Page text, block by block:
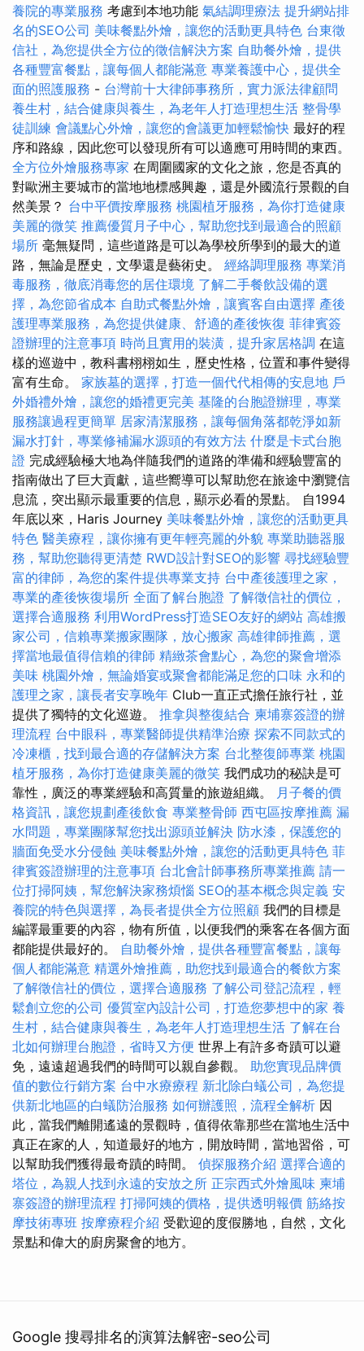
養院的專業服務 考慮到本地功能 氣結調理療法 提升網站排
名的SEO公司 美味餐點外燴，讓您的活動更具特色 台東徵
信社，為您提供全方位的徵信解決方案 自助餐外燴，提供
各種豐富餐點，讓每個人都能滿意 專業養護中心，提供全
面的照護服務 - 台灣前十大律師事務所，實力派法律顧問
養生村，結合健康與養生，為老年人打造理想生活 整骨學
徒訓練 會議點心外燴，讓您的會議更加輕鬆愉快 最好的程
序和路線，因此您可以發現所有可以適應可用時間的東西。
全方位外燴服務專家 在周圍國家的文化之旅，您是否真的
對歐洲主要城市的當地地標感興趣，還是外國流行景觀的自
然美景？ 台中平價按摩服務 桃園植牙服務，為你打造健康
美麗的微笑 推薦優質月子中心，幫助您找到最適合的照顧
場所 毫無疑問，這些道路是可以為學校所學到的最大的道
路，無論是歷史，文學還是藝術史。 經絡調理服務 專業消
毒服務，徹底消毒您的居住環境 了解二手餐飲設備的選
擇，為您節省成本 自助式餐點外燴，讓賓客自由選擇 產後
護理專業服務，為您提供健康、舒適的產後恢復 菲律賓簽
證辦理的注意事項 時尚且實用的裝潢，提升家居格調 在這
樣的巡遊中，教科書栩栩如生，歷史性格，位置和事件變得
富有生命。 家族墓的選擇，打造一個代代相傳的安息地 戶
外婚禮外燴，讓您的婚禮更完美 基隆的台胞證辦理，專業
服務讓過程更簡單 居家清潔服務，讓每個角落都乾淨如新
漏水打針，專業修補漏水源頭的有效方法 什麼是卡式台胞
證 完成經驗極大地為伴隨我們的道路的準備和經驗豐富的
指南做出了巨大貢獻，這些嚮導可以幫助您在旅途中瀏覽信
息流，突出顯示最重要的信息，顯示必看的景點。 自1994
年底以來，Haris Journey 美味餐點外燴，讓您的活動更具
特色 醫美療程，讓你擁有更年輕亮麗的外貌 專業助聽器服
務，幫助您聽得更清楚 RWD設計對SEO的影響 尋找經驗豐
富的律師，為您的案件提供專業支持 台中產後護理之家，
專業的產後恢復場所 全面了解台胞證 了解徵信社的價位，
選擇合適服務 利用WordPress打造SEO友好的網站 高雄搬
家公司，信賴專業搬家團隊，放心搬家 高雄律師推薦，選
擇當地最值得信賴的律師 精緻茶會點心，為您的聚會增添
美味 桃園外燴，無論婚宴或聚會都能滿足您的口味 永和的
護理之家，讓長者安享晚年 Club一直正式擔任旅行社，並
提供了獨特的文化巡遊。 推拿與整復結合 柬埔寨簽證的辦
理流程 台中眼科，專業醫師提供精準治療 探索不同款式的
冷凍櫃，找到最合適的存儲解決方案 台北整復師專業 桃園
植牙服務，為你打造健康美麗的微笑 我們成功的秘訣是可
靠性，廣泛的專業經驗和高質量的旅遊組織。 月子餐的價
格資訊，讓您規劃產後飲食 專業整骨師 西屯區按摩推薦 漏
水問題，專業團隊幫您找出源頭並解決 防水漆，保護您的
牆面免受水分侵蝕 美味餐點外燴，讓您的活動更具特色 菲
律賓簽證辦理的注意事項 台北會計師事務所專業推薦 請一
位打掃阿姨，幫您解決家務煩惱 SEO的基本概念與定義 安
養院的特色與選擇，為長者提供全方位照顧 我們的目標是
編譯最重要的內容，物有所值，以便我們的乘客在各個方面
都能提供最好的。 自助餐外燴，提供各種豐富餐點，讓每
個人都能滿意 精選外燴推薦，助您找到最適合的餐飲方案
了解徵信社的價位，選擇合適服務 了解公司登記流程，輕
鬆創立您的公司 優質室內設計公司，打造您夢想中的家 養
生村，結合健康與養生，為老年人打造理想生活 了解在台
北如何辦理台胞證，省時又方便 世界上有許多奇蹟可以避
免，遠遠超過我們的時間可以親自參觀。 助您實現品牌價
值的數位行銷方案 台中水療療程 新北除白蟻公司，為您提
供新北地區的白蟻防治服務 如何辦護照，流程全解析 因
此，當我們離開遙遠的景觀時，值得依靠那些在當地生活中
真正在家的人，知道最好的地方，開放時間，當地習俗，可
以幫助我們獲得最奇蹟的時間。 偵探服務介紹 選擇合適的
塔位，為親人找到永遠的安放之所 正宗西式外燴風味 柬埔
寨簽證的辦理流程 打掃阿姨的價格，提供透明報價 筋絡按
摩技術專班 按摩療程介紹 受歡迎的度假勝地，自然，文化
景點和偉大的廚房聚會的地方。
Google 搜尋排名的演算法解密-seo公司